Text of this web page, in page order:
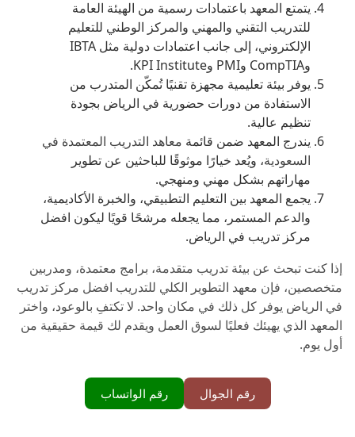
يتمتع المعهد باعتمادات رسمية من الهيئة العامة
للتدريب التقني والمهني والمركز الوطني للتعليم
الإلكتروني، إلى جانب اعتمادات دولية مثل IBTA
وCompTIA وPMI وKPI Institute.
يوفر بيئة تعليمية مجهزة تقنيًا تُمكّن المتدرب من
الاستفادة من دورات حضورية في الرياض بجودة
تنظيم عالية.
يندرج المعهد ضمن قائمة معاهد التدريب المعتمدة في
السعودية، ويُعد خيارًا موثوقًا للباحثين عن تطوير
مهاراتهم بشكل مهني ومنهجي.
يجمع المعهد بين التعليم التطبيقي، والخبرة الأكاديمية،
والدعم المستمر، مما يجعله مرشحًا قويًا ليكون افضل
مركز تدريب في الرياض.
إذا كنت تبحث عن بيئة تدريب متقدمة، برامج معتمدة، ومدربين
متخصصين، فإن معهد التطوير الكلي للتدريب افضل مركز تدريب
في الرياض يوفر كل ذلك في مكان واحد. لا تكتفِ بالوعود، واختر
المعهد الذي يهيئك فعليًا لسوق العمل ويقدم لك قيمة حقيقية من
أول يوم.
رقم الجوال رقم الواتساب